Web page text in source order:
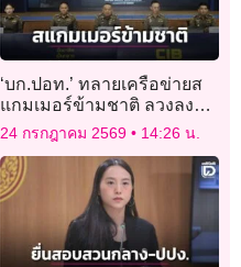
‘บก.ปอท.’ ทลายเครือข่ายส
แกมเมอร์ข้ามชาติ ลวงลงทุน
เปิดร้านค้าออนไลน์ Style
24 กรกฎาคม 2569 14:26 น.